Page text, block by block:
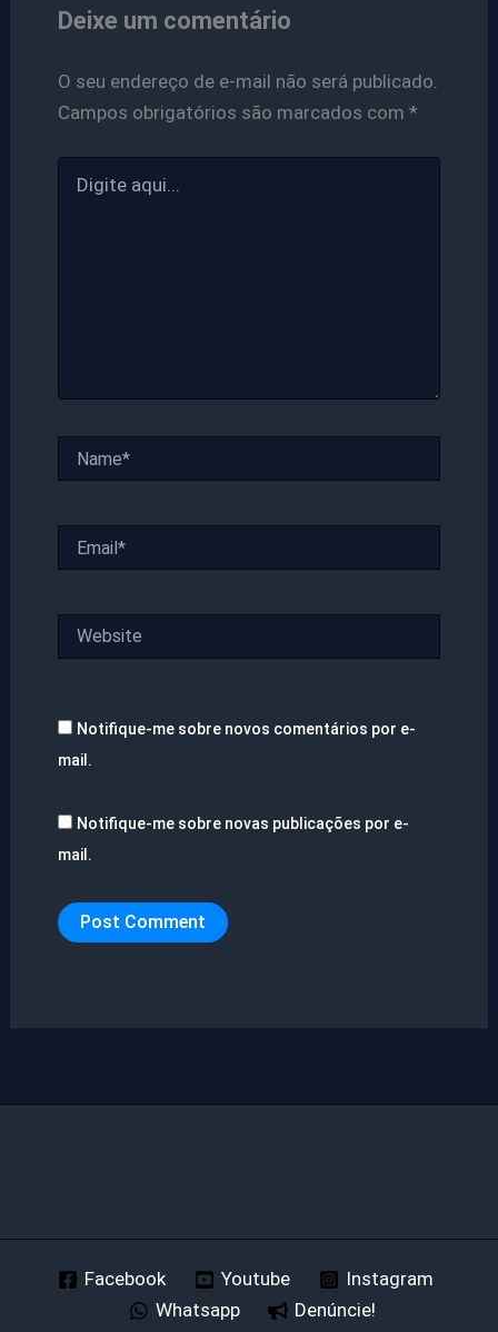
Deixe um comentário
O seu endereço de e-mail não será publicado.
Campos obrigatórios são marcados com *
aqui...
Notifique-me sobre novos comentários por e-
mail.
Notifique-me sobre novas publicações por e-
mail.
Facebook Youtube
Instagram
Whatsapp
Denúncie!